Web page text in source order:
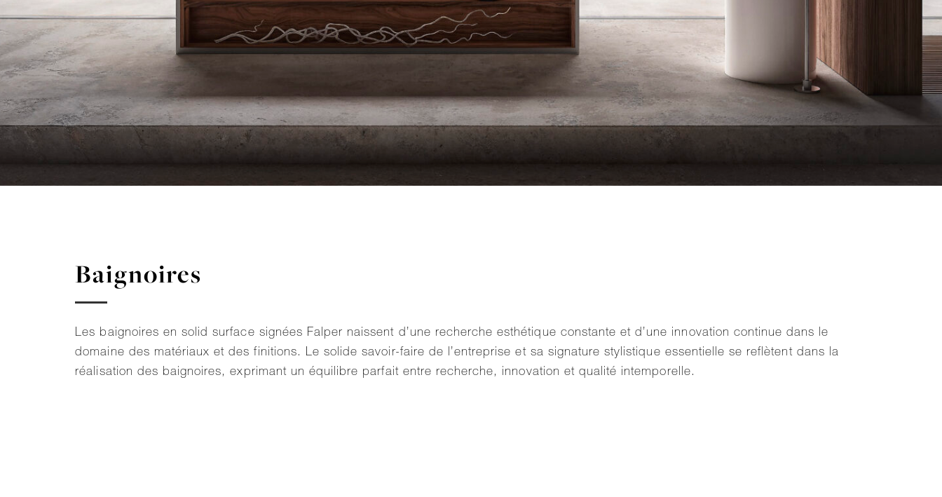
Baignoires
Les baignoires en solid surface signées Falper naissent d’une recherche esthétique constante et d’une innovation continue dans le
domaine des matériaux et des finitions. Le solide savoir-faire de l’entreprise et sa signature stylistique essentielle se reflètent dans la
réalisation des baignoires, exprimant un équilibre parfait entre recherche, innovation et qualité intemporelle.